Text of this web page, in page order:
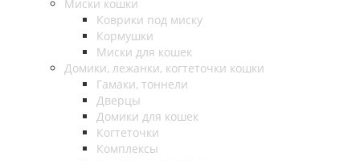
Миски кошки
Коврики под миску
Кормушки
Миски для кошек
Домики, лежанки, когтеточки кошки
Гамаки, тоннели
Дверцы
Домики для кошек
Когтеточки
Комплексы